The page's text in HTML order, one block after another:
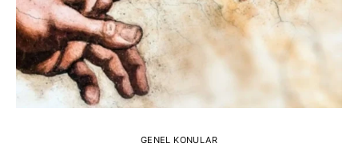
GENEL KONULAR